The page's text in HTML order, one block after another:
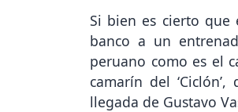
Si bien es cierto que
banco a un
peruano como es el
camarín del
llegada de Gustavo